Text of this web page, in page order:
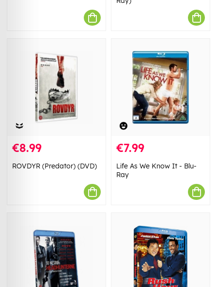
€8.99
ROVDYR (Predator) (DVD)
€7.99
Life As We Know It - Blu-
Ray